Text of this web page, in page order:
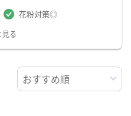
花粉対策◎
見る